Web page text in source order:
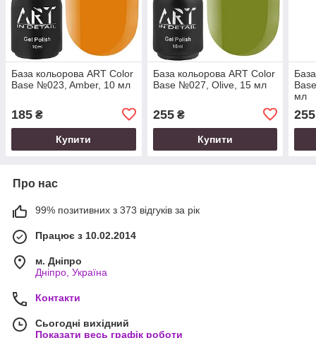
База кольорова ART Color
Base №023, Amber, 10 мл
185 ₴
Купити
База кольорова ART Color
Base №027, Olive, 15 мл
255₴
Купити
мл
255
Про нас
99% позитивних з 373 відгуків за рік
Працює з 10.02.2014
м. Дніпро
Дніпро, Україна
Контакти
Сьогодні вихідний
Показати весь графік роботи